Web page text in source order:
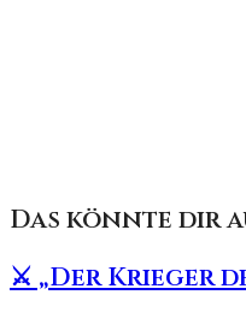
Das könnte dir
⚔️ „Der Krieger